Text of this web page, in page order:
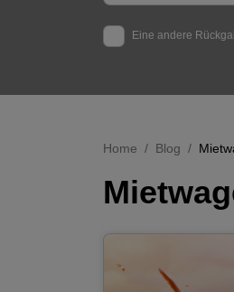
Eine andere
Home Blog